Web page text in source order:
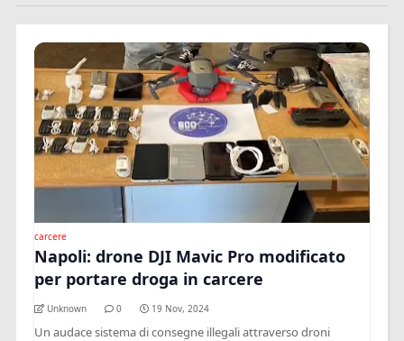
carcere
Napoli: drone DJI Mavic Pro modificato
per portare droga in carcere
Unknown 0 19 Nov, 2024
Un audace sistema di consegne illegali attraverso droni